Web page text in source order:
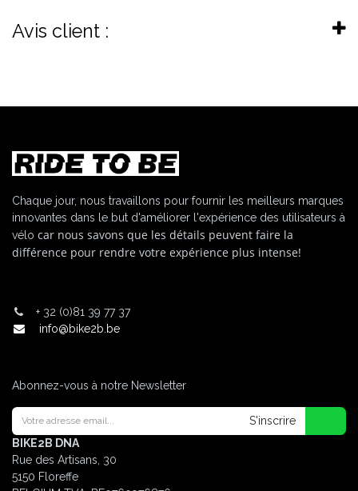
Avis client :
Chaque jour, nous travaillons pour fournir les meilleurs marques
innovantes dans le but d'améliorer l'expérience des utilisateurs à
vélo car nous savons que les détails peuvent faire la
différence pour rendre votre expérience plus intense!
+ 32 (0)81 39 77 37
info@bike2b.be
Abonnez-vous à notre Newsletter
S'inscrire
BIKE2B DNA
Rue des Artisans, 30
5150 Floreffe